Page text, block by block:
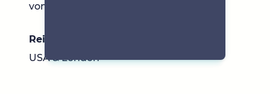
von allem ein bisschen :)
Reiseziele
USA & London